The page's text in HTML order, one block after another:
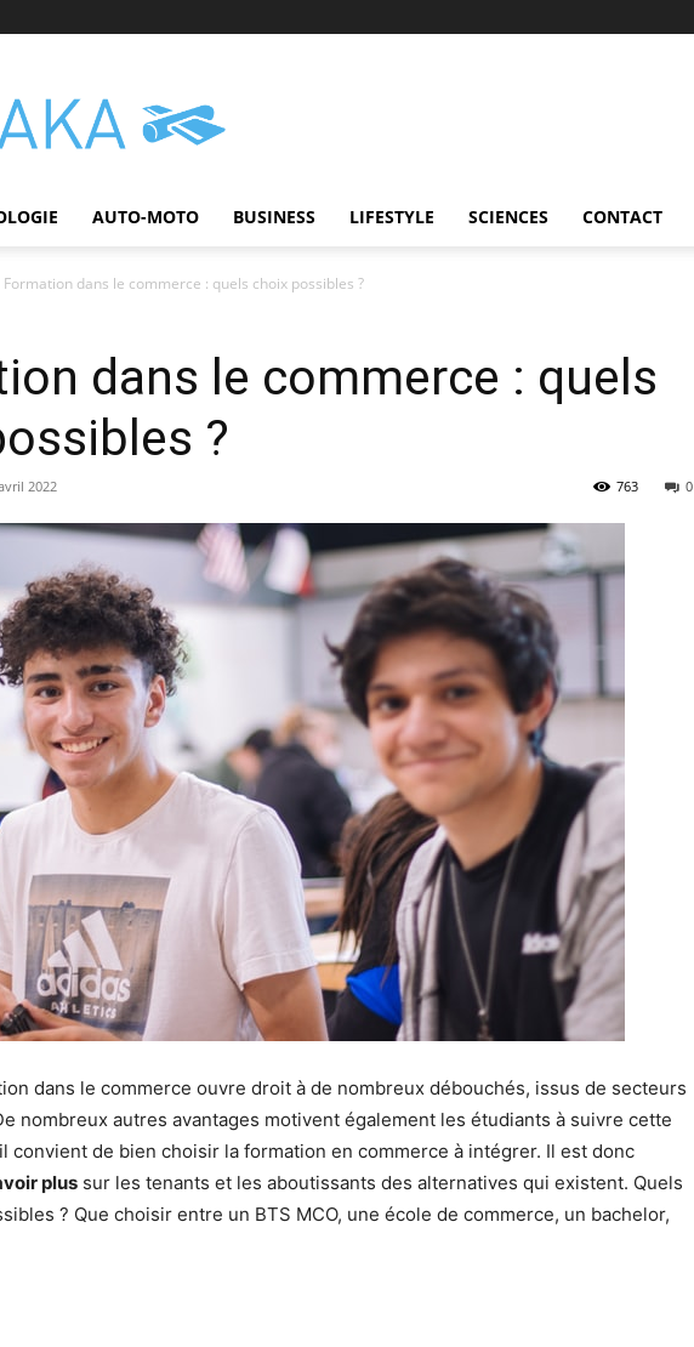
AUTO-MOTO BUSINESS LIFESTYLE SCIENCES CONTACT
Formation dans le commerce : quels choix possibles ?
dans le commerce : quels
?
2022 0
763
dans le commerce ouvre droit à de nombreux débouchés, issus de secteurs
nombreux autres avantages motivent également les étudiants à suivre cette
convient de bien choisir la formation en commerce à intégrer. Il est donc
plus sur les tenants et les aboutissants des alternatives qui existent. Quels
? Que choisir entre un BTS MCO, une école de commerce, un bachelor,